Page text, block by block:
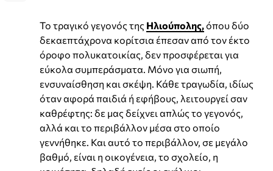
Το τραγικό γεγονός της Ηλιούπολης, όπου δύο
δεκαεπτάχρονα κορίτσια έπεσαν από τον έκτο
όροφο πολυκατοικίας, δεν προσφέρεται για
εύκολα συμπεράσματα. Μόνο για σιωπή,
ενσυναίσθηση και σκέψη. Κάθε τραγωδία, ιδίως
όταν αφορά παιδιά ή εφήβους, λειτουργεί σαν
καθρέφτης: δε μας δείχνει απλώς το γεγονός,
αλλά και το περιβάλλον μέσα στο οποίο
γεννήθηκε. Και αυτό το περιβάλλον, σε μεγάλο
βαθμό, είναι η οικογένεια, το σχολείο, η